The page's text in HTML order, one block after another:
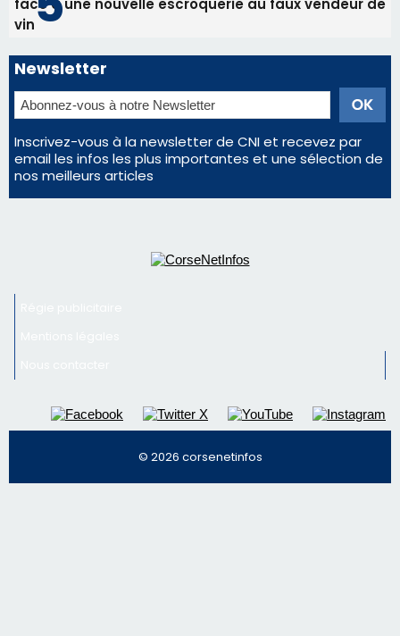
Régie publicitaire
Nous contacter
© 2026 corsenetinfos